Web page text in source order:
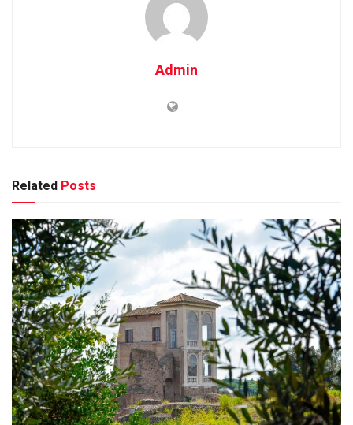
Admin
Related Posts